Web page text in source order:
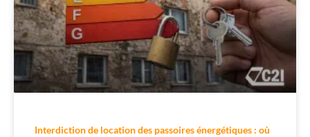
Interdiction de location des passoires énergétiques : où